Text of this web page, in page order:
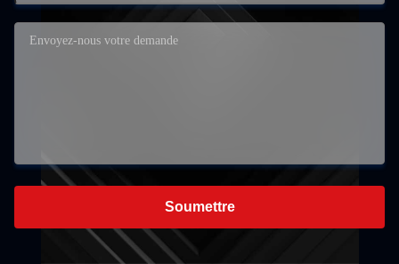
Soumettre